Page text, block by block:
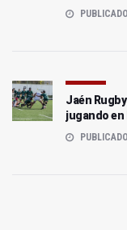
Jaén
jugando en